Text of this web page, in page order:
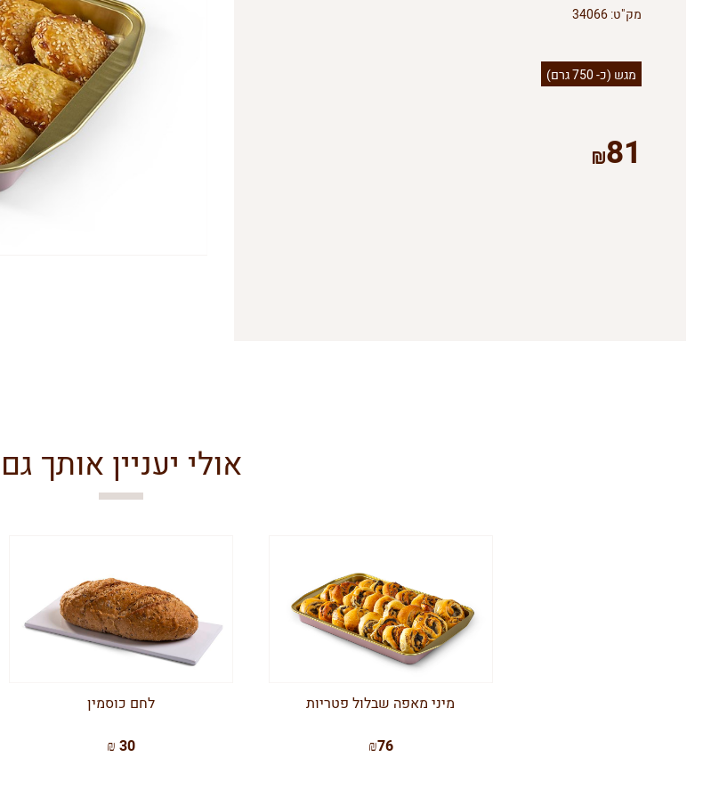
מק"ט:34066
מגש (כ- 750 גרם)
81
אולי יעניין אותך גם
מיני מאפה שבלול פטריות
₪76
לחם כוסמין
30 ₪